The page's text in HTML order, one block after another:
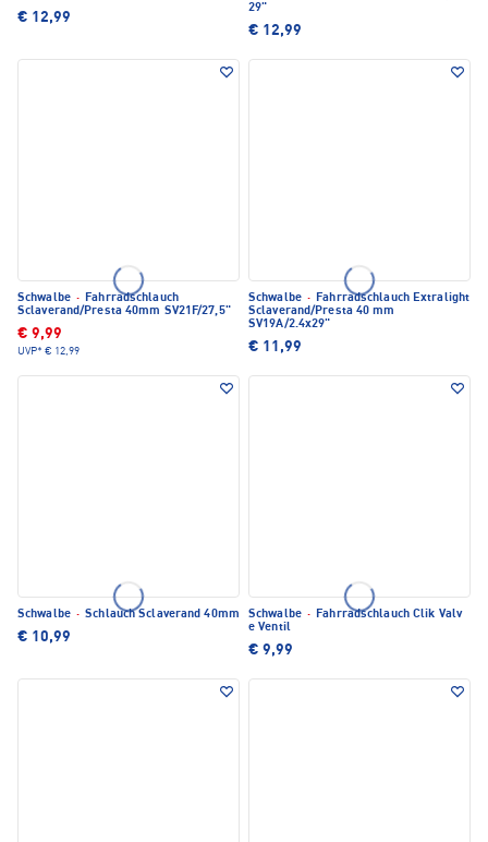
€ 12,99
29"
€ 12,99
Schwalbe · Fahrradschlauch
Sclaverand/Presta 40mm SV21F/27,5"
€ 9,99
UVP* € 12,99
Schwalbe · Fahrradschlauch Extralight
Sclaverand/Presta 40 mm
SV19A/2.4x29"
€ 11,99
Schwalbe · Schlauch Sclaverand 40mm
€ 10,99
Schwalbe · Fahrradschlauch Clik Valv
e Ventil
€ 9,99